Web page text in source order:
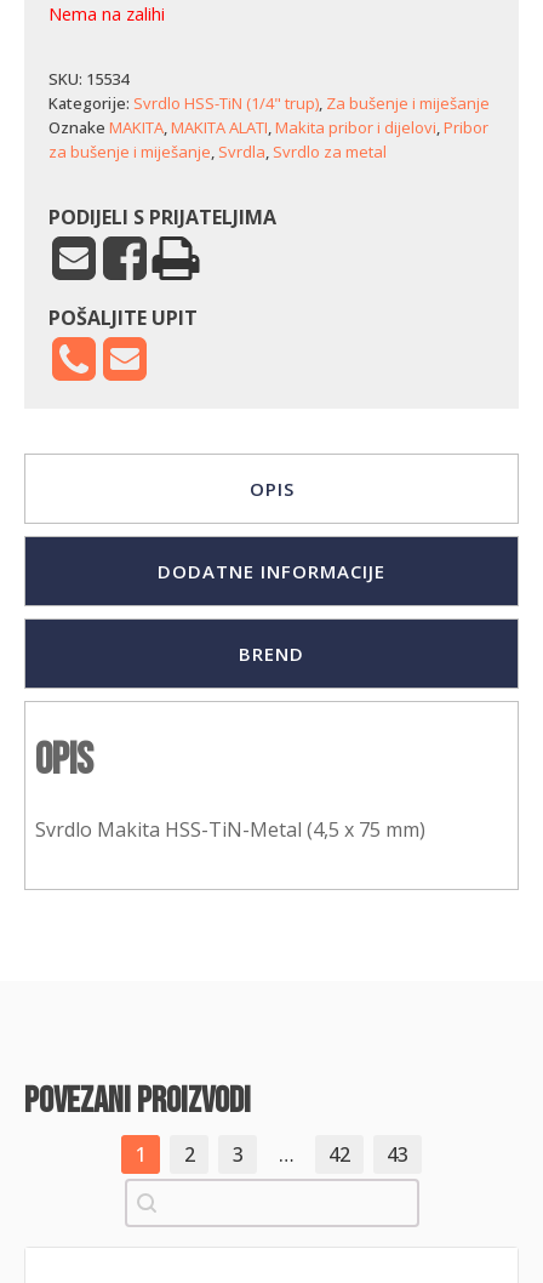
Nema na zalihi
SKU: 15534
Kategorije: Svrdlo HSS-TiN (1/4" trup), Za bušenje i miješanje
Oznake MAKITA,MAKITA ALATI,Makita pribor i dijelovi,Pribor
za bušenje i miješanje, Svrdla, Svrdlo za metal
PODIJELI S PRIJATELJIMA
POŠALJITE UPIT
OPIS
DODATNE INFORMACIJE
BREND
Opis
Svrdlo Makita HSS-TiN-Metal (4,5 x 75 mm)
povezani proizvodi
1 2 3 … 42
43
Pretraži